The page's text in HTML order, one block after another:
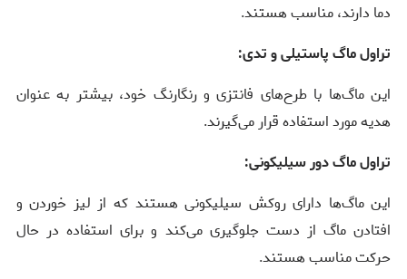
دما دارند، مناسب هستند.
تراول ماگ پاستیلی و تدی:
این ماگ‌ها با طرح‌های فانتزی و رنگارنگ خود، بیشتر به عنوان
هدیه مورد استفاده قرار می‌گیرند.
تراول ماگ دور سیلیکونی:
این ماگ‌ها دارای روکش سیلیکونی هستند که از لیز خوردن و
افتادن ماگ از دست جلوگیری می‌کند و برای استفاده در حال
حرکت مناسب هستند.